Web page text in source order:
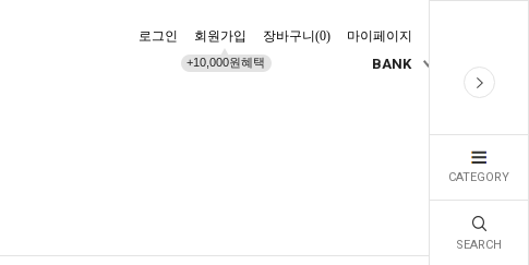
CATEGORY
SEARCH
로그인 회원가입
+10,000원혜택
장바구니(0) 마이페이지
BANK